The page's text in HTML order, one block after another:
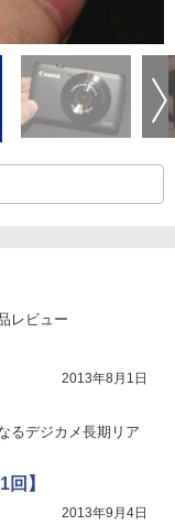
レビュー
2013年8月1日
るデジカメ長期リア
】
2013年9月4日